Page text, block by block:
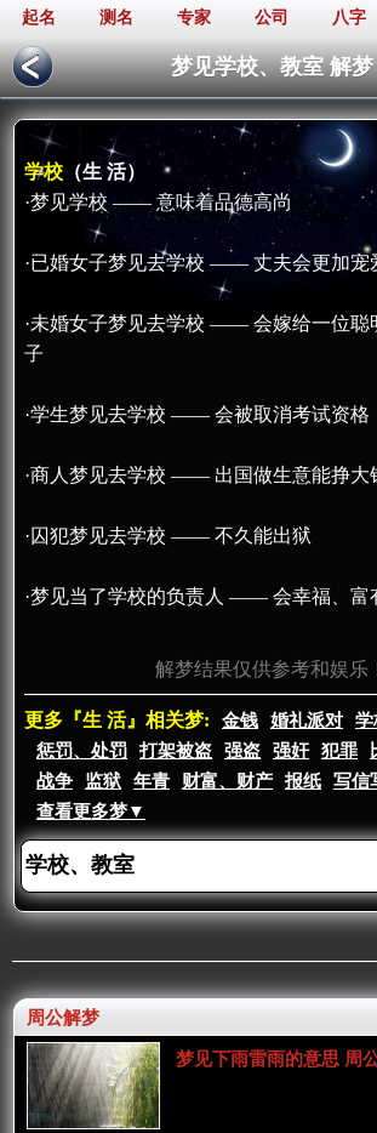
起名 测名 专家 公司 八字
梦见学校、教室 解梦
学校 （生 活）
·梦见学校 —— 意味着品德高尚
·已婚女子梦见去学校 —— 丈夫会更加宠
·未婚女子梦见去学校 —— 会嫁给一位聪
子
·学生梦见去学校 —— 会被取消考试资格
·商人梦见去学校 —— 出国做生意能挣大
·囚犯梦见去学校 —— 不久能出狱
·梦见当了学校的负责人 —— 会幸福、富
解梦结果仅供参考和娱乐
更多『生 活』相关梦: 金钱 婚礼派对 学
惩罚、处罚
打架被盗 强盗 强奸 犯罪
战争
监狱 年青 财富、财产 报纸 写信
查看更多梦▼
周公解梦
梦见下雨雷雨的意思 周